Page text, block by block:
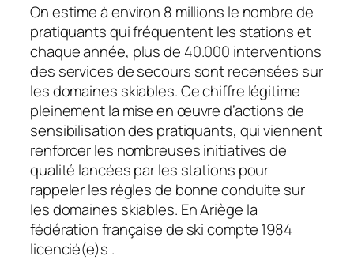
On estime à environ 8 millions le nombre de
pratiquants qui fréquentent les stations et
chaque année, plus de 40.000 interventions
des services de secours sont recensées sur
les domaines skiables. Ce chiffre légitime
pleinement la mise en œuvre d’actions de
sensibilisation des pratiquants, qui viennent
renforcer les nombreuses initiatives de
qualité lancées par les stations pour
rappeler les règles de bonne conduite sur
les domaines skiables. En Ariège la
fédération française de ski compte 1984
licencié(e)s .